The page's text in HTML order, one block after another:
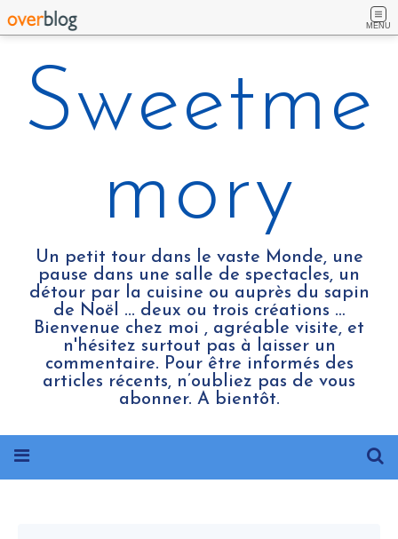
MENU
Sweetme
mory
Un petit tour dans le vaste Monde, une
pause dans une salle de spectacles, un
détour par la cuisine ou auprès du sapin
de Noël ... deux ou trois créations …
Bienvenue chez moi , agréable visite, et
n'hésitez surtout pas à laisser un
commentaire. Pour être informés des
articles récents, n’oubliez pas de vous
abonner. A bientôt.